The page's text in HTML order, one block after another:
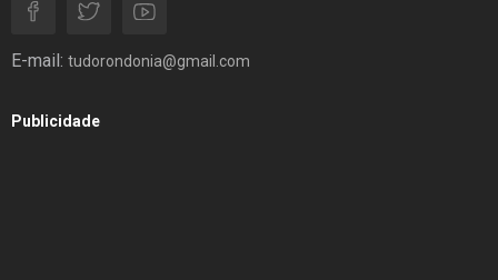
E-mail: tudorondonia@gmail.com
Publicidade